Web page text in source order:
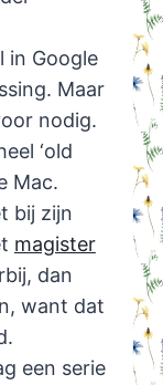
in Google
Maar
nodig.
‘old
Mac.
bij zijn
magister
dan
want dat
een serie